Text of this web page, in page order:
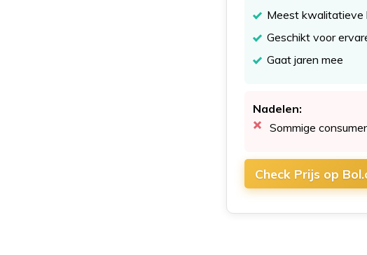
Meest kwalitatieve
Geschikt voor
Gaat jaren mee
Nadelen:
Sommige
Check Prijs op